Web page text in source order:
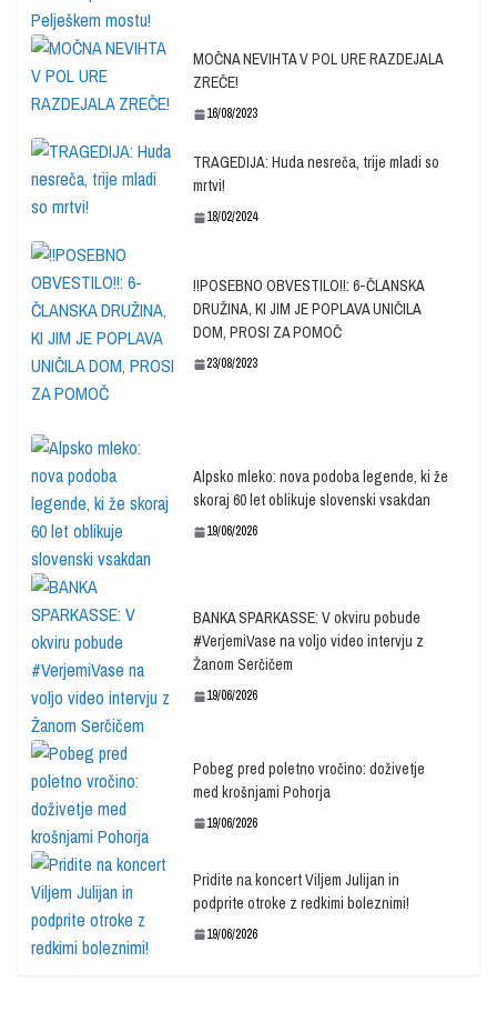
MOČNA NEVIHTA V POL URE RAZDEJALA
ZREČE!
16/08/2023
TRAGEDIJA: Huda nesreča, trije mladi so
mrtvi!
18/02/2024
!!POSEBNO OBVESTILO!!: 6-ČLANSKA
DRUŽINA, KI JIM JE POPLAVA UNIČILA
DOM, PROSI ZA POMOČ
23/08/2023
Alpsko mleko: nova podoba legende, ki že
skoraj 60 let oblikuje slovenski vsakdan
19/06/2026
BANKA SPARKASSE: V okviru pobude
#VerjemiVase na voljo video intervju z
Žanom Serčičem
19/06/2026
Pobeg pred poletno vročino: doživetje
med krošnjami Pohorja
19/06/2026
Pridite na koncert Viljem Julijan in
podprite otroke z redkimi boleznimi!
19/06/2026